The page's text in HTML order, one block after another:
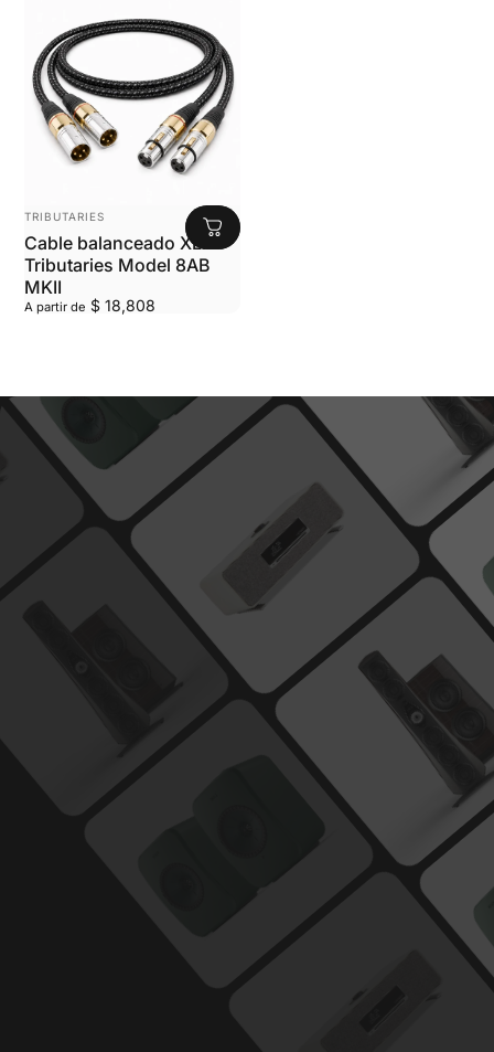
MARCA:
TRIBUTARIES
Cable balanceado XLR
Tributaries Model 8AB
MKII
A partir de $ 18,808